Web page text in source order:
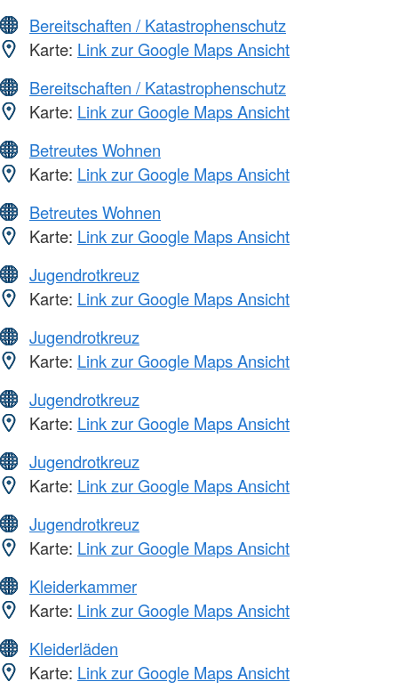
Bereitschaften / Katastrophenschutz
Karte: Link zur Google Maps Ansicht
Bereitschaften / Katastrophenschutz
Karte: Link zur Google Maps Ansicht
Betreutes Wohnen
Karte: Link zur Google Maps Ansicht
Betreutes Wohnen
Karte: Link zur Google Maps Ansicht
Jugendrotkreuz
Karte: Link zur Google Maps Ansicht
Jugendrotkreuz
Karte: Link zur Google Maps Ansicht
Jugendrotkreuz
Karte: Link zur Google Maps Ansicht
Jugendrotkreuz
Karte: Link zur Google Maps Ansicht
Jugendrotkreuz
Karte: Link zur Google Maps Ansicht
Kleiderkammer
Karte: Link zur Google Maps Ansicht
Kleiderläden
Karte: Link zur Google Maps Ansicht